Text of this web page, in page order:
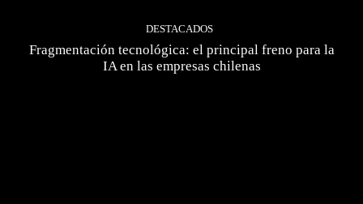
DESTACADOS
Fragmentación tecnológica: el principal freno para la
IA en las empresas chilenas